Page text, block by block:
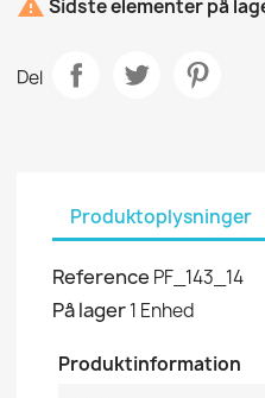
 Sidste elementer på
Del
Produktoplysninger
Reference PF_143_14
På lager1 Enhed
Produktinformation